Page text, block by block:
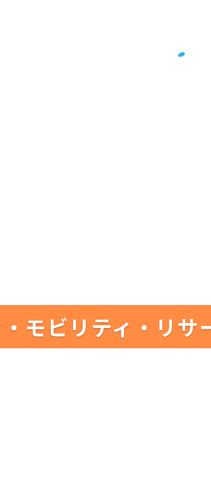
モビリティ・リサ